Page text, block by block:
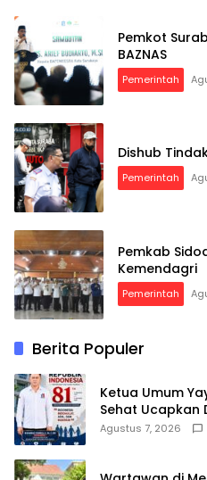
Pemkot
BAZNAS
Pemerintah
Dishub
Pemerintah
Pemkab
Kemendagri
Pemerintah
Berita Populer
Ketua Umum
Sehat Ucapkan
Agustus 7, 2026